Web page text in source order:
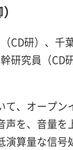
CD研）、千
研究員（CD
て、オープン
声を、音量を
演算量な信号